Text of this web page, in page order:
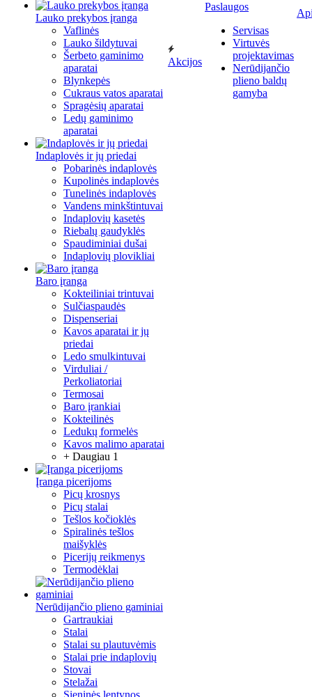
Lauko prekybos įranga
Vaflinės
Lauko šildytuvai
Šerbeto gaminimo
aparatai
Blynkepės
Cukraus vatos aparatai
Spragėsių aparatai
Ledų gaminimo
aparatai
Indaplovės ir jų priedai
Pobarinės indaplovės
Kupolinės indaplovės
Tunelinės indaplovės
Vandens minkštintuvai
Indaplovių kasetės
Riebalų gaudyklės
Spaudiminiai dušai
Indaplovių plovikliai
Baro įranga
Kokteiliniai trintuvai
Sulčiaspaudės
Dispenseriai
Kavos aparatai ir jų
priedai
Ledo smulkintuvai
Virduliai /
Perkoliatoriai
Termosai
Baro įrankiai
Kokteilinės
Ledukų formelės
Kavos malimo aparatai
+ Daugiau 1
Įranga picerijoms
Picų krosnys
Picų stalai
Tešlos kočioklės
Spiralinės tešlos
maišyklės
Picerijų reikmenys
Termodėklai
Nerūdijančio plieno gaminiai
Gartraukiai
Stalai
Stalai su plautuvėmis
Stalai prie indaplovių
Stovai
Stelažai
Sieninės lentynos
Akcijos
Paslaugos
Servisas
Virtuvės
projektavimas
Nerūdijančio
plieno baldų
gamyba